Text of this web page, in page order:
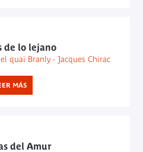
de lo lejano
quai Branly - Jacques Chirac
MÁS
del Amur